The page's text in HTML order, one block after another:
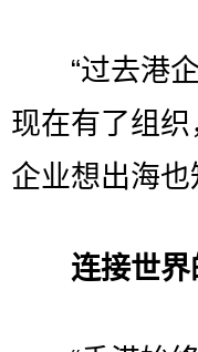
“过去港企
现在有了组
企业想出海也
连接世界